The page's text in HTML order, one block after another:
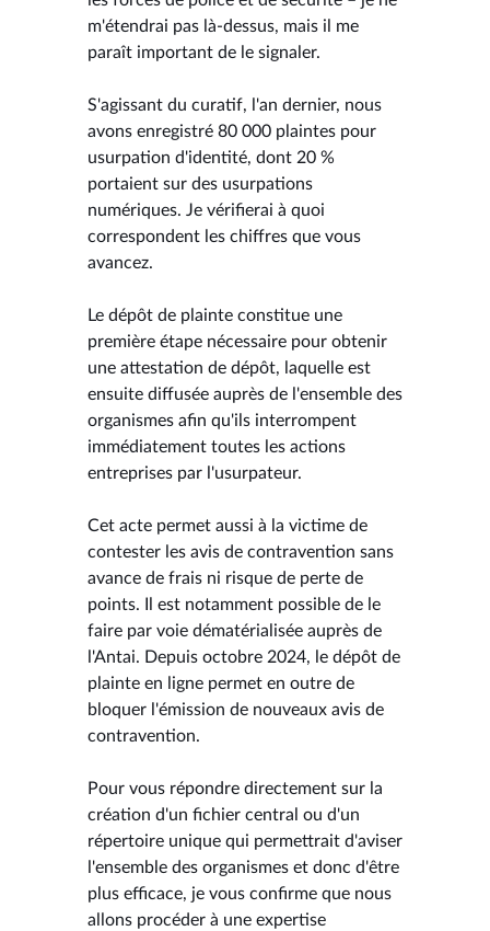
m'étendrai pas là-dessus, mais il me
paraît important de le signaler.
S'agissant du curatif, l'an dernier, nous
avons enregistré 80 000 plaintes pour
usurpation d'identité, dont 20 %
portaient sur des usurpations
numériques. Je vérifierai à quoi
correspondent les chiffres que vous
avancez.
Le dépôt de plainte constitue une
première étape nécessaire pour obtenir
une attestation de dépôt, laquelle est
ensuite diffusée auprès de l'ensemble des
organismes afin qu'ils interrompent
immédiatement toutes les actions
entreprises par l'usurpateur.
Cet acte permet aussi à la victime de
contester les avis de contravention sans
avance de frais ni risque de perte de
points. Il est notamment possible de le
faire par voie dématérialisée auprès de
l'Antai. Depuis octobre 2024, le dépôt de
plainte en ligne permet en outre de
bloquer l'émission de nouveaux avis de
contravention.
Pour vous répondre directement sur la
création d'un fichier central ou d'un
répertoire unique qui permettrait d'aviser
l'ensemble des organismes et donc d'être
plus efficace, je vous confirme que nous
allons procéder à une expertise